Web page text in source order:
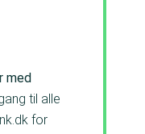
med
til alle
for